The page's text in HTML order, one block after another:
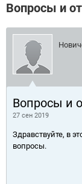
Вопросы и
Вопросы и
27 сен 2019
Здравствуйте, в
вопросы.